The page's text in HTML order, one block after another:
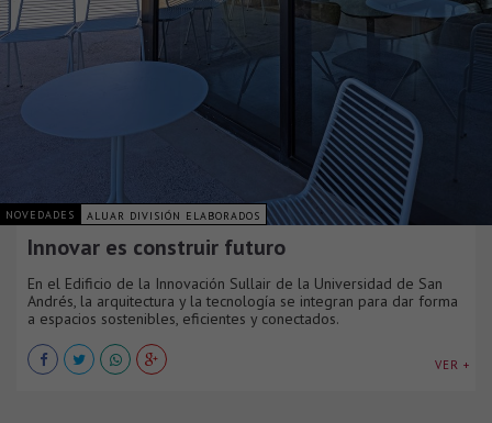
NOVEDADES ALUAR DIVISIÓN ELABORADOS
Innovar es construir futuro
En el Edificio de la Innovación Sullair de la Universidad de San
Andrés, la arquitectura y la tecnología se integran para dar forma
a espacios sostenibles, eficientes y conectados.
VER +